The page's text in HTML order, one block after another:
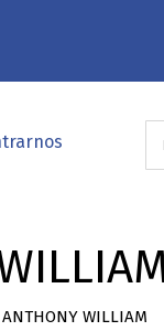
ANTHONY WILLIAM